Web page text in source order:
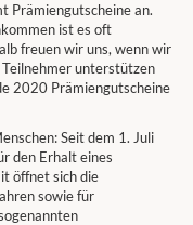
Prämiengutscheine an.
ist es oft
freuen wir uns, wenn wir
unterstützen
2020 Prämiengutscheine
Seit dem 1. Juli
den Erhalt eines
öffnet sich die
sowie für